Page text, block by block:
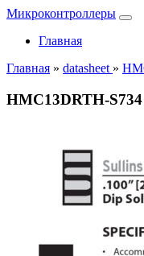
Микроконтроллеры
Главная
Главная » datasheet »
HMC13DRTH-S734